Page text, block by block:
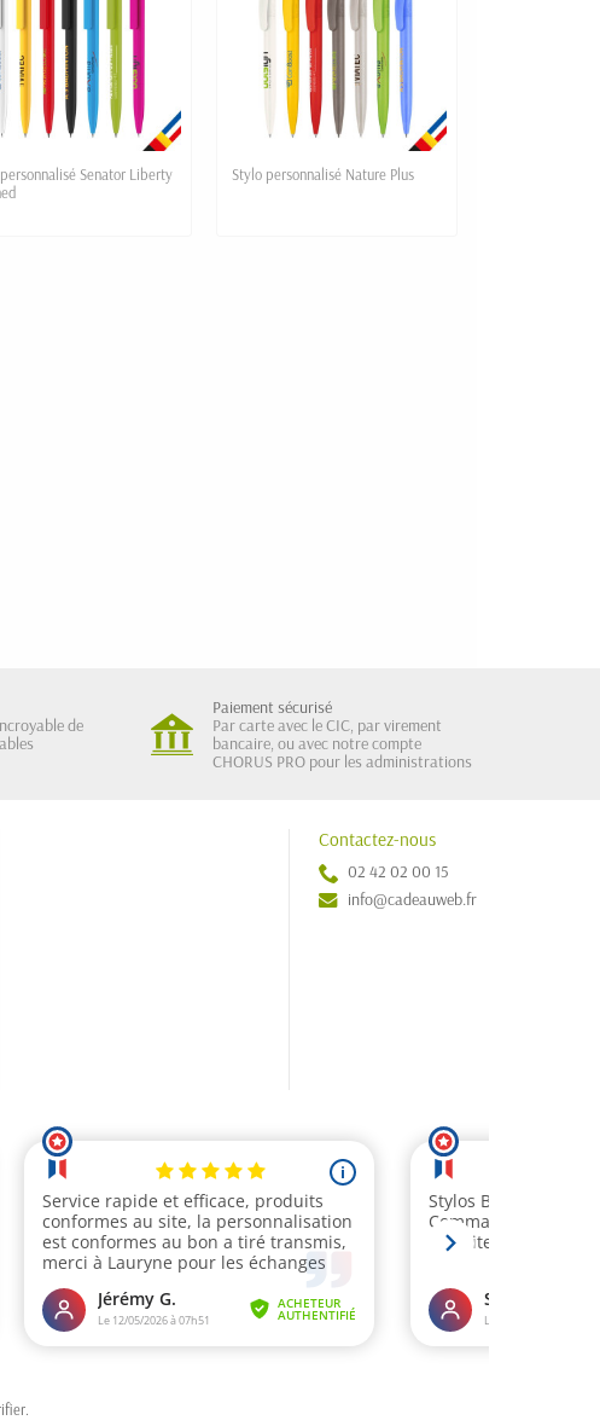
Senator Liberty
Stylo personnalisé Nature Plus
de
Paiement sécurisé
Par carte avec le CIC, par virement
bancaire, ou avec notre compte
CHORUS PRO pour les administrations
Contactez-nous
02 42 02 00 15
info@cadeauweb.fr